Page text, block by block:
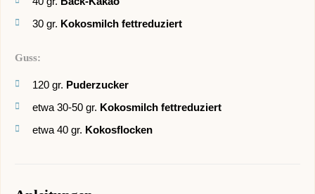
30 gr. Kokosmilch fettreduziert
Guss:
120 gr. Puderzucker
etwa 30-50 gr. Kokosmilch fettreduziert
etwa 40 gr. Kokosflocken